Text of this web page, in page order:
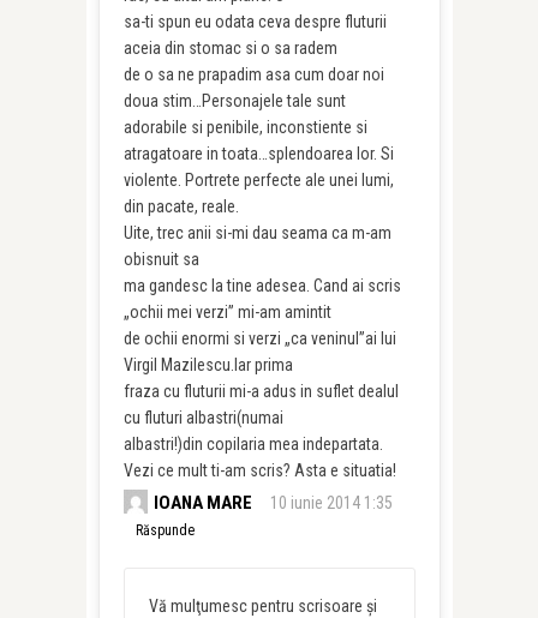
sa-ti spun eu odata ceva despre fluturii
aceia din stomac si o sa radem
de o sa ne prapadim asa cum doar noi
doua stim…Personajele tale sunt
adorabile si penibile, inconstiente si
atragatoare in toata…splendoarea lor. Si
violente. Portrete perfecte ale unei lumi,
din pacate, reale.
Uite, trec anii si-mi dau seama ca m-am
obisnuit sa
ma gandesc la tine adesea. Cand ai scris
„ochii mei verzi” mi-am amintit
de ochii enormi si verzi „ca veninul”ai lui
Virgil Mazilescu.Iar prima
fraza cu fluturii mi-a adus in suflet dealul
cu fluturi albastri(numai
albastri!)din copilaria mea indepartata.
Vezi ce mult ti-am scris? Asta e situatia!
IOANA MARE 10 iunie 2014 1:35
Răspunde
Vă mulţumesc pentru scrisoare şi